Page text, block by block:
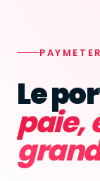
Le
paie,